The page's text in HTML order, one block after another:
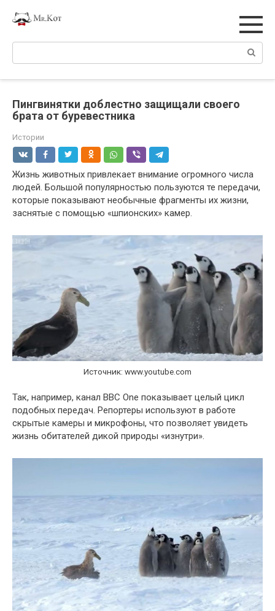
Поиск:
Пингвинятки доблестно защищали своего
брата от буревестника
Истории
Жизнь животных привлекает внимание огромного числа
людей. Большой популярностью пользуются те передачи,
которые показывают необычные фрагменты их жизни,
заснятые с помощью «шпионских» камер.
Источник: www.youtube.com
Так, например, канал BBC One показывает целый цикл
подобных передач. Репортеры используют в работе
скрытые камеры и микрофоны, что позволяет увидеть
жизнь обитателей дикой природы «изнутри».